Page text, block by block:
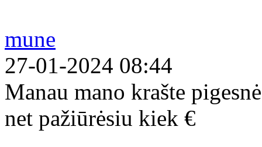
mune
27-01-2024 08:44
Manau mano krašte
net pažiūrėsiu kiek €